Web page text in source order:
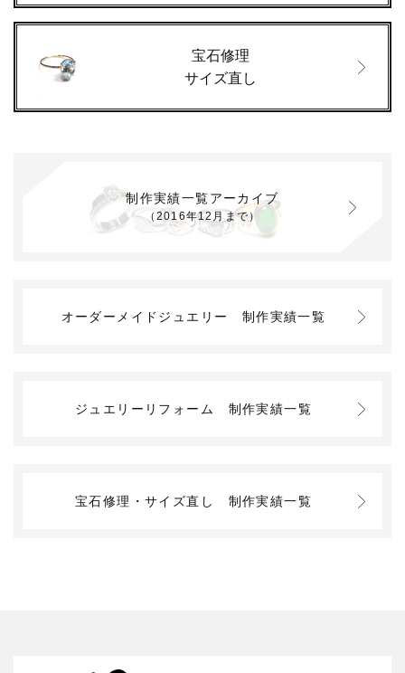
宝石修理
サイズ直し
制作実績一覧アーカイブ
（2016年12月まで）
オーダーメイドジュエリー 制作実績一覧
ジュエリーリフォーム 制作実績一覧
宝石修理・サイズ直し 制作実績一覧